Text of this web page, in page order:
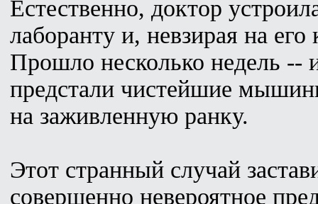
Естественно, доктор
лаборанту и, невзирая на
Прошло несколько недель --
предстали чистейшие
на заживленную ранку.
Этот странный случай
совершенно невероятное